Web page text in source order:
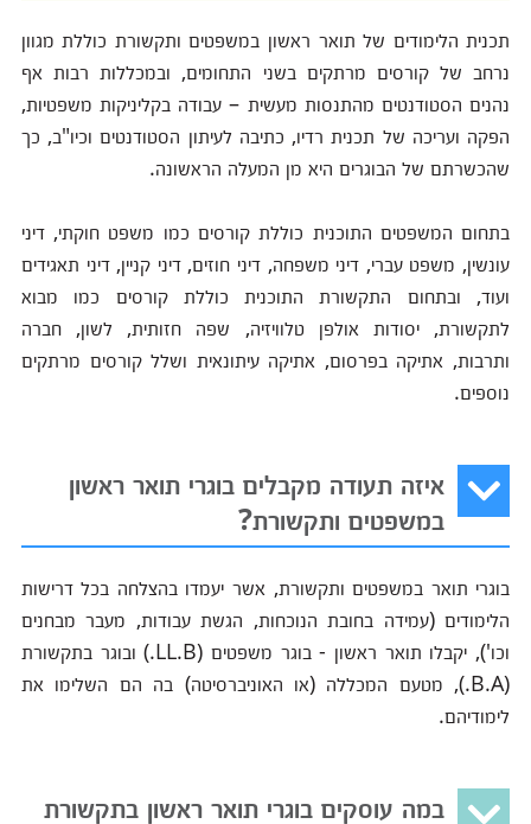
תכנית הלימודים של תואר ראשון במשפטים ותקשורת כוללת מגוון
נרחב של קורסים מרתקים בשני התחומים, ובמכללות רבות אף
נהנים הסטודנטים מהתנסות מעשית – עבודה בקליניקות משפטיות,
הפקה ועריכה של תכנית רדיו, כתיבה לעיתון הסטודנטים וכיו"ב, כך
שהכשרתם של הבוגרים היא מן המעלה הראשונה.
בתחום המשפטים התוכנית כוללת קורסים כמו משפט חוקתי, דיני
עונשין, משפט עברי, דיני משפחה, דיני חוזים, דיני קניין, דיני תאגידים
ועוד, ובתחום התקשורת התוכנית כוללת קורסים כמו מבוא
לתקשורת, יסודות אולפן טלוויזיה, שפה חזותית, לשון, חברה
ותרבות, אתיקה בפרסום, אתיקה עיתונאית ושלל קורסים מרתקים
נוספים.
איזה תעודה מקבלים בוגרי תואר ראשון
במשפטים ותקשורת?
בוגרי תואר במשפטים ותקשורת, אשר יעמדו בהצלחה בכל דרישות
הלימודים (עמידה בחובת הנוכחות, הגשת עבודות, מעבר מבחנים
וכו'), יקבלו תואר ראשון - בוגר משפטים (LL.B.) ובוגר בתקשורת
(B.A.), מטעם המכללה (או האוניברסיטה) בה הם השלימו את
לימודיהם.
במה עוסקים בוגרי תואר ראשון בתקשורת